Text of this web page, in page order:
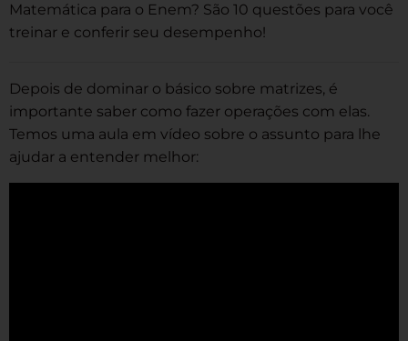
Matemática para o Enem? São 10 questões para você
treinar e conferir seu desempenho!
Depois de dominar o básico sobre matrizes, é
importante saber como fazer operações com elas.
Temos uma aula em vídeo sobre o assunto para lhe
ajudar a entender melhor: